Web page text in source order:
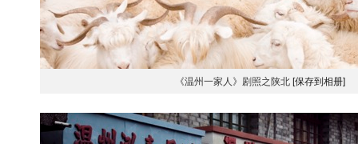
《温州一家人》剧照之陕北 [保存到相册]